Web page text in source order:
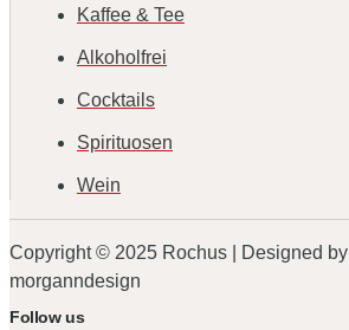
Kaffee & Tee
Alkoholfrei
Cocktails
Spirituosen
Wein
Copyright © 2025 Rochus | Designed by
morganndesign
Follow us